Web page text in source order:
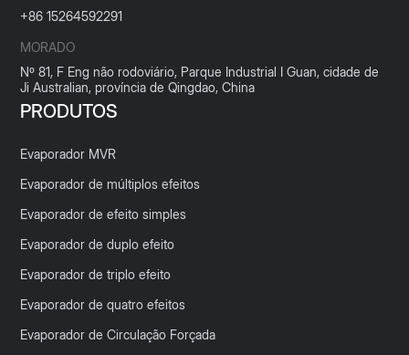
+86 15264592291
MORADO
Nº 81, F Eng não rodoviário, Parque Industrial I Guan, cidade de
Ji Australian, província de Qingdao, China
PRODUTOS
Evaporador MVR
Evaporador de múltiplos efeitos
Evaporador de efeito simples
Evaporador de duplo efeito
Evaporador de triplo efeito
Evaporador de quatro efeitos
Evaporador de Circulação Forçada